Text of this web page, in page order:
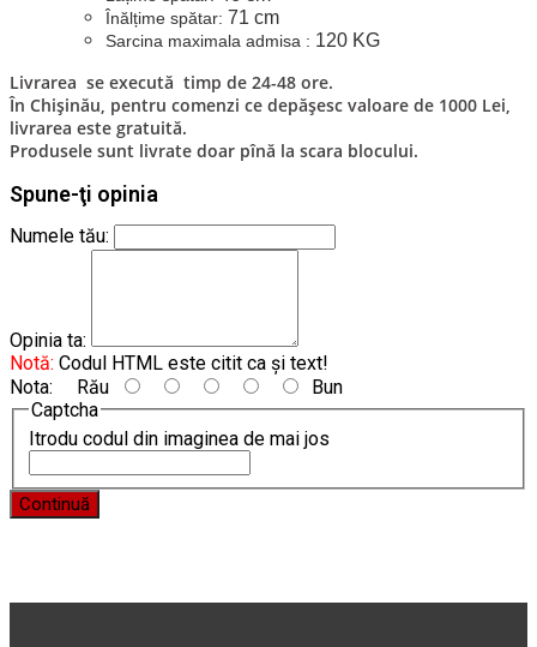
Înălțime spătar: 71 cm
Sarcina maximala admisa : 120 KG
Livrarea se execută timp de 24-48 ore.
În Chișinău, pentru comenzi ce depășesc valoare de 1000 Lei,
livrarea este gratuită.
Produsele sunt livrate doar pînă la scara blocului.
Spune-ţi opinia
Numele tău:
Opinia ta:
Notă: Codul HTML este citit ca şi text!
Nota: Rău
Bun
Captcha
Itrodu codul din imaginea de mai jos
Continuă